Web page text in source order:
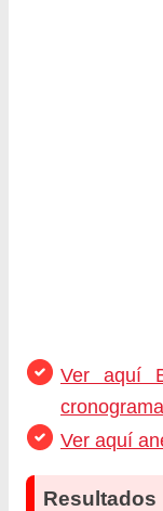
Ver aquí
Ver aquí
Resultados